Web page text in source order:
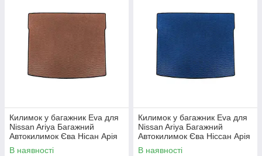
Килимок у багажник Eva для
Nissan Ariya Багажний
Автокилимок Єва Нісан Арія
Коричневий
В наявності
Килимок у багажник Eva для
Nissan Ariya Багажний
Автокилимок Єва Ніссан Арія
Синій
В наявності